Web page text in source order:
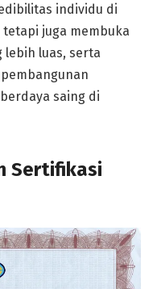
individu di
juga membuka
luas, serta
saing di
Sertifikasi